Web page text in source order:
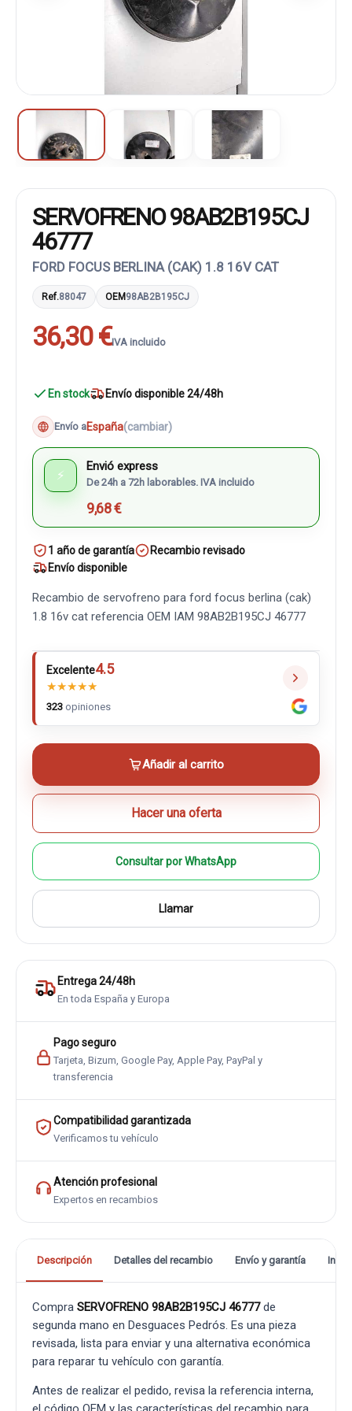
SERVOFRENO 98AB2B195CJ
46777
FORD FOCUS BERLINA (CAK) 1.8 16V CAT
Ref.88047 OEM98AB2B195CJ
36,30 €IVA incluido
En stock Envío disponible 24/48h
Envío aEspaña(cambiar)
⚡
Envió express
De 24h a 72h laborables. IVA incluido
9,68 €
1 año de garantía
Recambio revisado
Envío disponible
Recambio de servofreno para ford focus berlina (cak)
1.8 16v cat referencia OEM IAM 98AB2B195CJ 46777
Excelente4.5
★★★★★
323 opiniones
Añadir al carrito
Hacer una oferta
Consultar por WhatsApp
Llamar
Entrega 24/48h
En toda España y Europa
Pago seguro
Tarjeta, Bizum, Google Pay, Apple Pay, PayPal y
transferencia
Compatibilidad garantizada
Verificamos tu vehículo
Atención profesional
Expertos en recambios
Descripción Detalles del recambio Envío y garantía
Compra SERVOFRENO 98AB2B195CJ 46777de
segunda mano en Desguaces Pedrós. Es una pieza
revisada, lista para enviar y una alternativa económica
para reparar tu vehículo con garantía.
Antes de realizar el pedido, revisa la referencia interna,